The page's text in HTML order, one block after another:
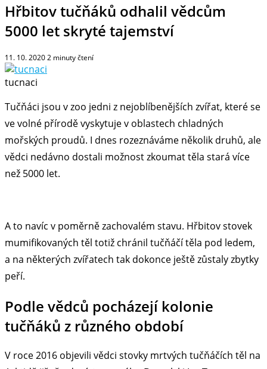
Hřbitov tučňáků odhalil vědcům
5000 let skryté tajemství
11. 10. 20202 minuty čtení
tucnaci
Tučňáci jsou v zoo jedni z nejoblíbenějších zvířat, které se
ve volné přírodě vyskytuje v oblastech chladných
mořských proudů. I dnes rozeznáváme několik druhů, ale
vědci nedávno dostali možnost zkoumat těla stará více
než 5000 let.
A to navíc v poměrně zachovalém stavu. Hřbitov stovek
mumifikovaných těl totiž chránil tučňáčí těla pod ledem,
a na některých zvířatech tak dokonce ještě zůstaly zbytky
peří.
Podle vědců pocházejí kolonie
tučňáků z různého období
V roce 2016 objevili vědci stovky mrtvých tučňáčích těl na